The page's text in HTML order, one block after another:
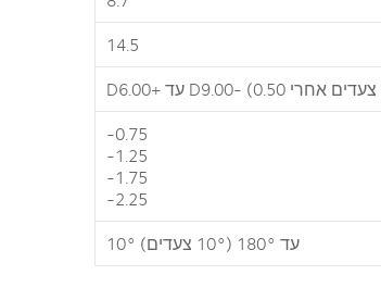
14.5
-0.75
-1.25
-1.75
-2.25
10° עד 180° (10° צעדים)